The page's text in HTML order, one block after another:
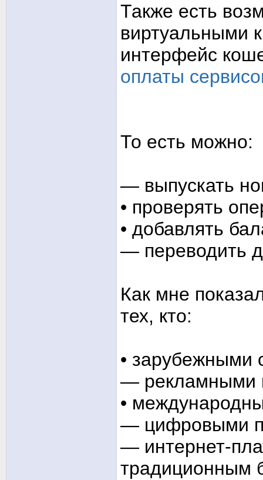
Также есть
виртуальными
интерфейс
оплаты
То есть можно:
— выпускать
• проверять
• добавлять
— переводить
Как мне
тех, кто:
• зарубежными
— рекламными
•
— цифровыми
— интернет-
традиционным